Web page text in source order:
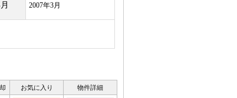
2007年3月
お気に入り 物件詳細